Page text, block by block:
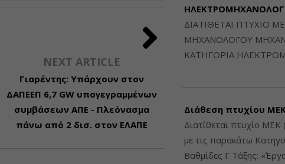
NEXT ARTICLE
Γιαρέντης: Υπάρχουν στον
ΔΑΠΕΕΠ 6,7 GW υπογεγραμμένων
συμβάσεων ΑΠΕ - Πλεόνασμα
πάνω από 2 δισ. στον ΕΛΑΠΕ
ΔΙΑΤΙΘΕΤΑΙ ΠΤΥΧΙΟ
ΜΗΧΑΝΟΛΟΓΟΥ
ΚΑΤΗΓΟΡΙΑ
Διάθεση πτυχίου
Διατίθεται πτυχίο
με τις παρακάτω
Βαθμίδες Γ Τάξης: